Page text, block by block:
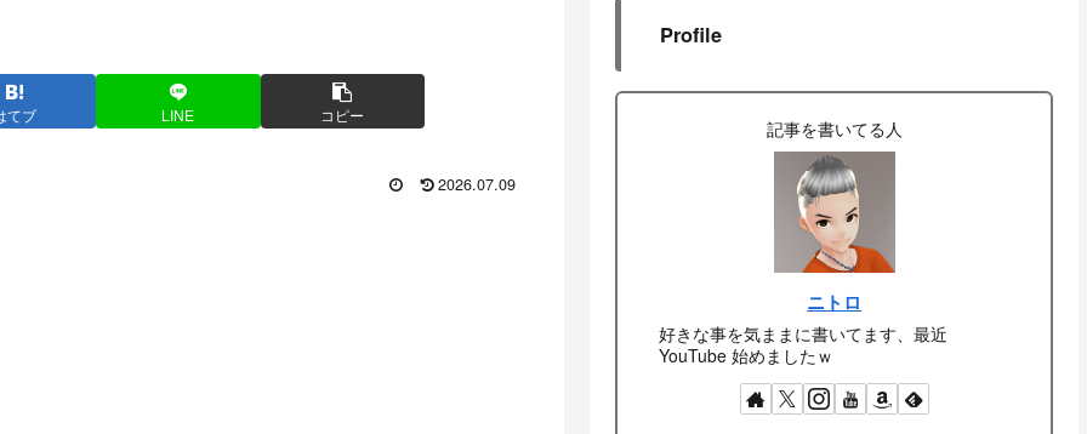
てブ LINE コピー
2026.07.09
Profile
記事を書いてる人
ニトロ
好きな事を気ままに書いてます、最近
YouTube 始めましたｗ